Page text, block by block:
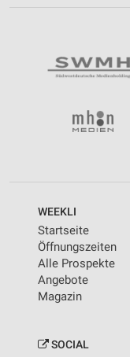
WEEKLI
Startseite
Öffnungszeiten
Alle Prospekte
Angebote
Magazin
SOCIAL